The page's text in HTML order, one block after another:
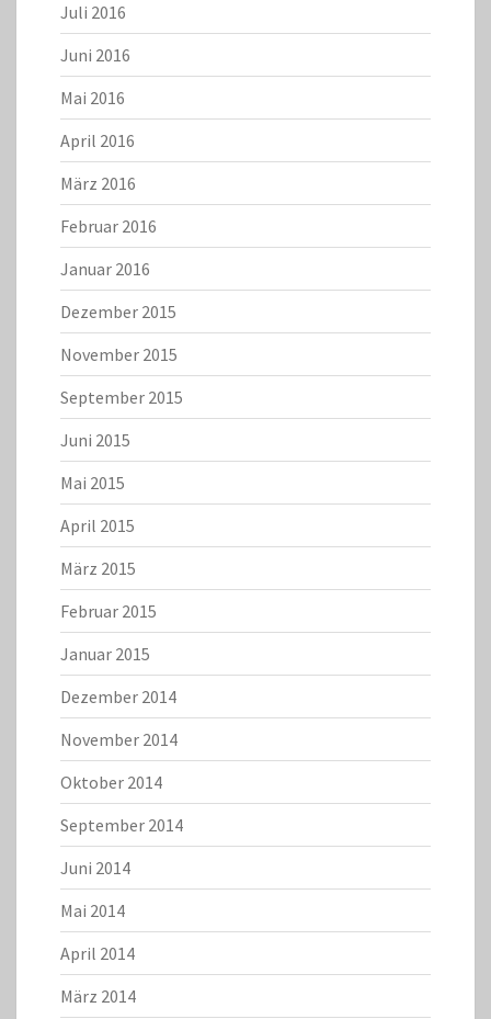
Juli 2016
Juni 2016
Mai 2016
April 2016
März 2016
Februar 2016
Januar 2016
Dezember 2015
November 2015
September 2015
Juni 2015
Mai 2015
April 2015
März 2015
Februar 2015
Januar 2015
Dezember 2014
November 2014
Oktober 2014
September 2014
Juni 2014
Mai 2014
April 2014
März 2014